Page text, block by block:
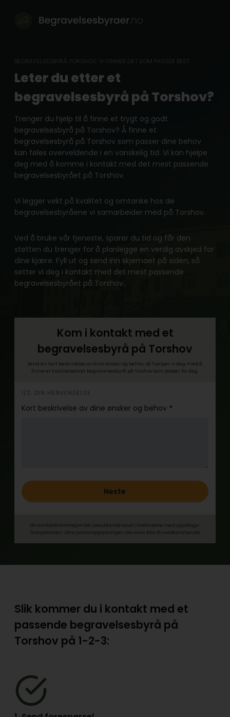
BEGRAVELSESBYRÅ TORSHOV: VI FINNER DET SOM PASSER BEST
Leter du etter et
begravelsesbyrå på Torshov?
Trenger du hjelp til å finne et trygt og godt
begravelsesbyrå på Torshov? Å finne et
begravelsesbyrå på Torshov som passer dine behov
kan føles overveldende i en vanskelig tid. Vi kan hjelpe
deg med å komme i kontakt med det mest passende
begravelsesbyrået på Torshov.
Vi legger vekt på kvalitet og omtanke hos de
begravelsesbyråene vi samarbeider med på Torshov.
Ved å bruke vår tjeneste, sparer du tid og får den
støtten du trenger for å planlegge en verdig avskjed for
dine kjære. Fyll ut og send inn skjemaet på siden, så
setter vi deg i kontakt med det mest passende
begravelsesbyrået på Torshov.
Kom i kontakt med et
begravelsesbyrå på Torshov
Send en kort beskrivelse av dine ønsker og behov, så hjelper vi deg med å
finne et kvalitetssikret begravelsesbyrå på Torshov som passer for deg.
h
e
1/2: DIN HENVENDELSE
Kort beskrivelse av dine ønsker og behov *
Neste
Din kontaktinformasjon blir utelukkende brukt i forbindelse med oppdrags­
forespørselen. Dine person­­opplysninger utleveres ikke til uvedkommende.
Slik kommer du i kontakt med et
passende begravelsesbyrå på
Torshov på 1-2-3: